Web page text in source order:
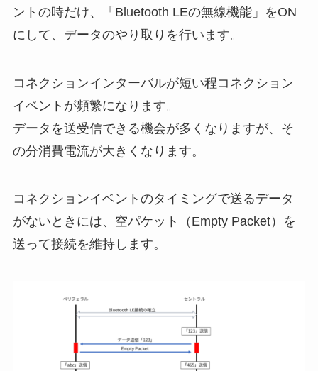
ントの時だけ、「Bluetooth LEの無線機能」をON
にして、データのやり取りを行います。
コネクションインターバルが短い程コネクション
イベントが頻繁になります。
データを送受信できる機会が多くなりますが、そ
の分消費電流が大きくなります。
コネクションイベントのタイミングで送るデータ
がないときには、空パケット（Empty Packet）を
送って接続を維持します。